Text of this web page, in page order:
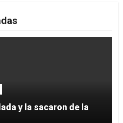
y la sacaron de la